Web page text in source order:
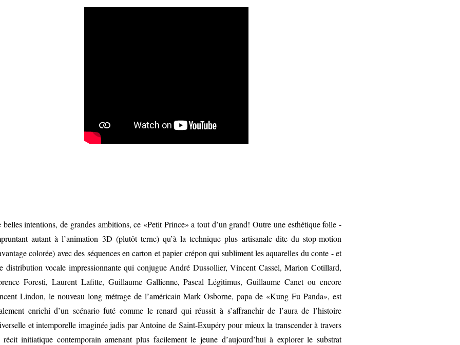
belles intentions, de grandes ambitions, ce «Petit Prince» a tout d’un grand! Outre une esthétique folle -
autant à l’animation 3D (plutôt terne) qu’à la technique plus artisanale dite du stop-motion
colorée) avec des séquences en carton et papier crépon qui subliment les aquarelles du conte - et
distribution vocale impressionnante qui conjugue André Dussollier, Vincent Cassel, Marion Cotillard,
Foresti, Laurent Lafitte, Guillaume Gallienne, Pascal Légitimus, Guillaume Canet ou encore
Lindon, le nouveau long métrage de l’américain Mark Osborne, papa de «Kung Fu Panda», est
enrichi d’un scénario futé comme le renard qui réussit à s’affranchir de l’aura de l’histoire
et intemporelle imaginée jadis par Antoine de Saint-Exupéry pour mieux la transcender à travers
récit initiatique contemporain amenant plus facilement le jeune d’aujourd’hui à explorer le substrat